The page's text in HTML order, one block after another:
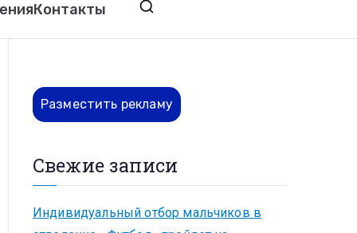
Выкса. Муром. Кулебаки. Навашино,
Контакты
Разместить рекламу
Свежие записи
Индивидуальный отбор мальчиков в